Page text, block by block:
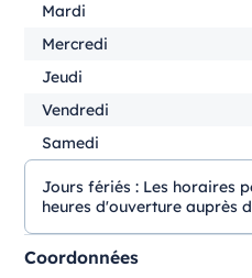
Mardi
Mercredi
Jeudi
Vendredi
Samedi
Jours fériés : Les horaires
heures d'ouverture auprès
Coordonnées